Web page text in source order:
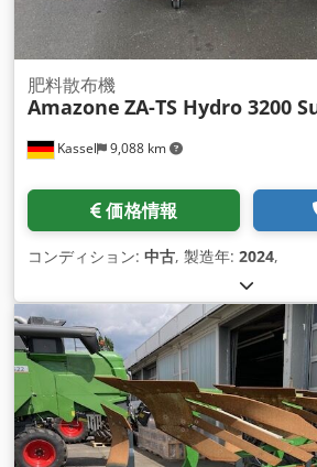
Kassel 9,088 km
肥料散布機
Amazone ZA-TS Hydro 3200
価格情報
コンディション: 中古, 製造年: 2024,